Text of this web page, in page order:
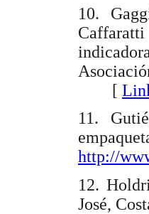
10.
[
11.
http://
12.
José,